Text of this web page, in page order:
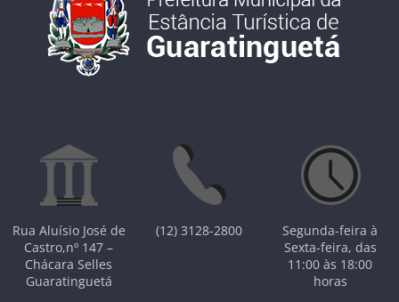
Rua Aluísio José de
Castro,nº 147 –
Chácara Selles
Guaratinguetá
(12) 3128-2800
Segunda-feira à
Sexta-feira, das
11:00 às 18:00
horas